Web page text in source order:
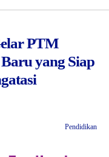
PTM
yang Siap
Pendidikan